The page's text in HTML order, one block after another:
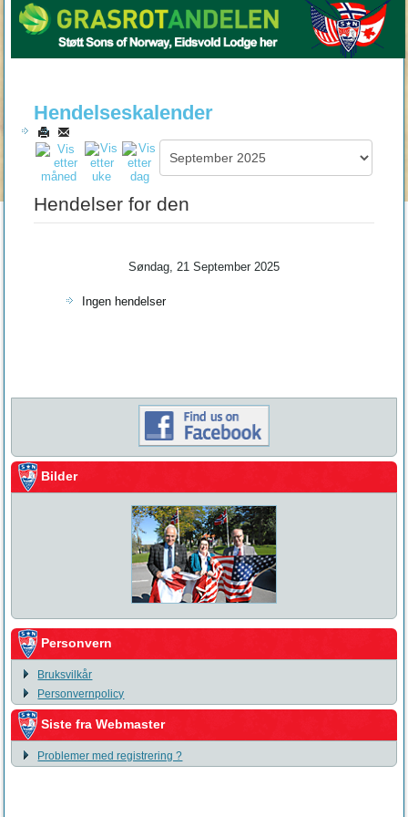
Hendelseskalender
Hendelser for den
Søndag, 21 September 2025
Ingen hendelser
Bilder
Personvern
Bruksvilkår
Personvernpolicy
Siste fra Webmaster
Problemer med registrering ?